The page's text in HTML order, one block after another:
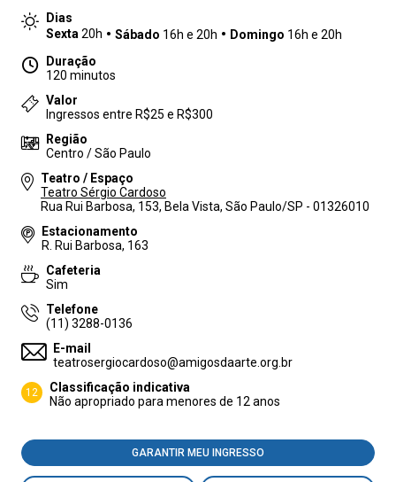
Dias
Sexta 20h Sábado 16h e 20h Domingo 16h e 20h
Duração
120 minutos
Valor
Ingressos entre R$25 e R$300
Região
Centro / São Paulo
Teatro / Espaço
Teatro Sérgio Cardoso
Rua Rui Barbosa, 153, Bela Vista, São Paulo/SP - 01326010
Estacionamento
R. Rui Barbosa, 163
Cafeteria
Sim
Telefone
(11) 3288-0136
E-mail
teatrosergiocardoso@amigosdaarte.org.br
12
Classificação indicativa
Não apropriado para menores de 12 anos
GARANTIR MEU INGRESSO